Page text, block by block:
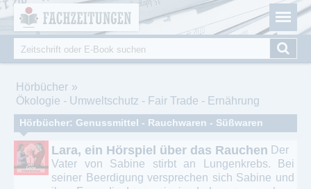
Fachzeitungen.de - Das unabhängige Portal für
Fachmagazine Fachpublikationen & eBooks
Suchformular
Suche
Hörbücher
Ökologie - Umweltschutz - Fair Trade - Ernährung
Hörbücher: Genussmittel - Rauchwaren - Süßwaren
Lara, ein Hörspiel über das Rauchen Der
Vater von Sabine stirbt an Lungenkrebs. Bei
seiner Beerdigung versprechen sich Sabine und
Cookie-Einstellungen